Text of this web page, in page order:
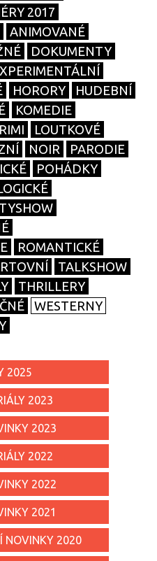
2017
ANIMOVANÉ
DOKUMENTY
HORORY
HUDEBNÍ
KOMEDIE
LOUTKOVÉ
NOIR
PARODIE
POHÁDKY
ROMANTICKÉ
TALKSHOW
THRILLERY
WESTERNY
2025
2023
2023
2022
2022
2021
NOVINKY 2020